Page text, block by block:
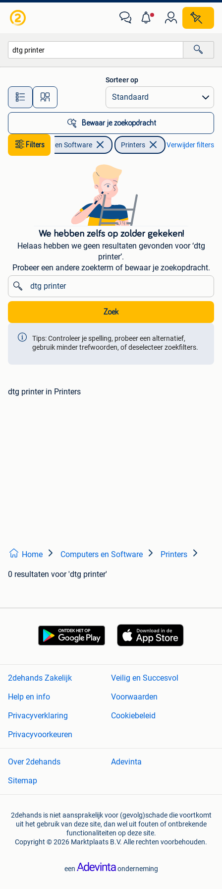
Alle afstanden…
Sorteer op
Bewaar je zoekopdracht
Filters
Computers en Software Printers Verwijder filters
We hebben zelfs op zolder gekeken!
Helaas hebben we geen resultaten gevonden voor ‘dtg
printer’.
Probeer een andere zoekterm of bewaar je zoekopdracht.
Zoek
Tips: Controleer je spelling, probeer een alternatief,
gebruik minder trefwoorden, of deselecteer zoekfilters.
dtg printer in Printers
Home Computers en Software Printers
0 resultaten voor 'dtg printer'
2dehands Zakelijk
Veilig en Succesvol
Help en info
Voorwaarden
Privacyverklaring
Cookiebeleid
Privacyvoorkeuren
Over 2dehands
Adevinta
Sitemap
2dehands is niet aansprakelijk voor (gevolg)schade die voortkomt
uit het gebruik van deze site, dan wel uit fouten of ontbrekende
functionaliteiten op deze site.
Copyright © 2026 Marktplaats B.V. Alle rechten voorbehouden.
een onderneming